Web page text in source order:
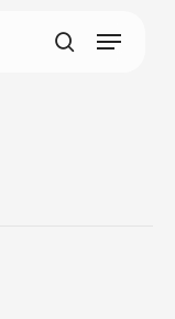
consuma
está
Menú